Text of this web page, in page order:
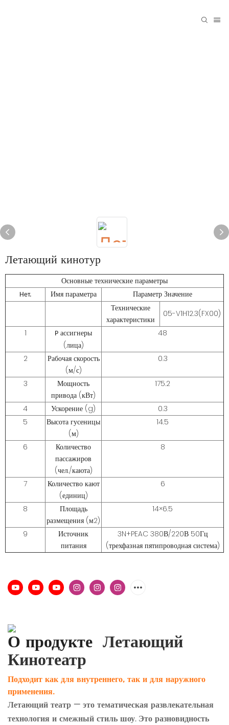
Летающий кинотур
Основные технические параметры
Нет. Имя параметра
Параметр Значение
Технические
характеристики
05-V1H12.3(FX00)
1
P ассигнеры
(лица)
48
2
Рабочая скорость
(м/с)
0.3
3
Мощность
привода (кВт)
175.2
4 Ускорение (g)
0.3
5
Высота гусеницы
(м)
14.5
6
Количество
пассажиров
(чел./каюта)
8
7
Количество кают
(единиц)
6
8
Площадь
размещения (м2)
14×6.5
9
Источник
питания
3N+PEAC 380В/220В 50Гц
(трехфазная пятипроводная система)
О продукте Летающий
Кинотеатр
Подходит как для внутреннего, так и для наружного
применения.
Летающий театр — это тематическая развлекательная
технология и смежный стиль шоу. Это разновидность